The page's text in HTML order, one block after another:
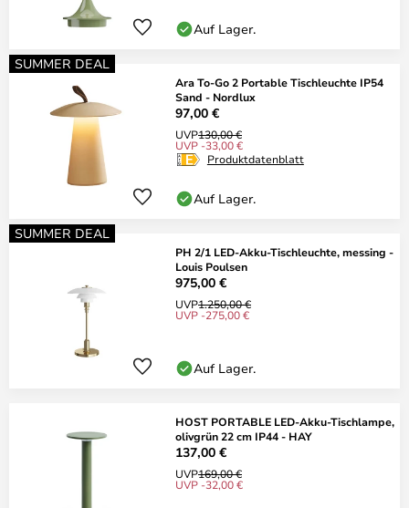
Auf Lager.
SUMMER DEAL
Ara To-Go 2 Portable Tischleuchte IP54
Sand - Nordlux
97,00 €
UVP130,00 €
UVP -33,00 €
Produktdatenblatt
Auf Lager.
SUMMER DEAL
PH 2/1 LED-Akku-Tischleuchte, messing -
Louis Poulsen
975,00 €
UVP1.250,00 €
UVP -275,00 €
Auf Lager.
HOST PORTABLE LED-Akku-Tischlampe,
olivgrün 22 cm IP44 - HAY
137,00 €
UVP169,00 €
UVP -32,00 €